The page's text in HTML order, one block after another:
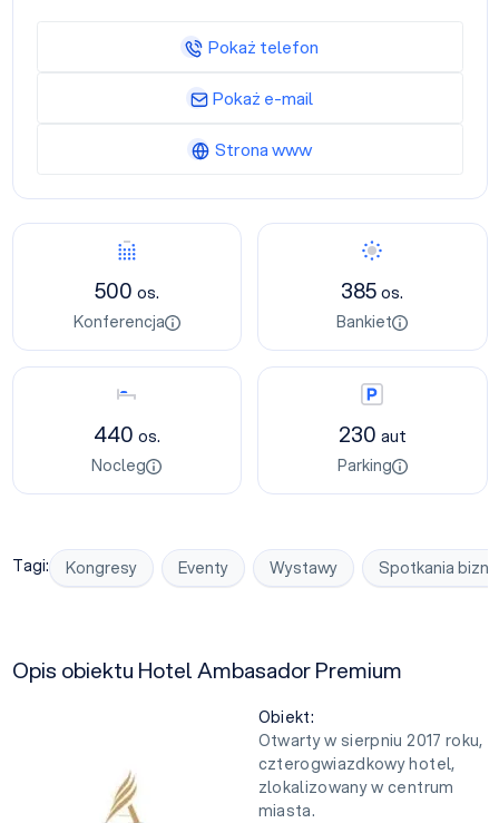
Konferencja
500 os.
Konferencja
Bankiet
385os.
Bankiet
Nocleg
440 os.
Nocleg
Parking
230 aut
Parking
Tagi: Kongresy Eventy Wystawy Spotkania
Opis obiektu Hotel Ambasador Premium
Obiekt:
Otwarty w sierpniu 2017 roku,
czterogwiazdkowy hotel,
zlokalizowany w centrum
miasta.
Pokaż telefon
Pokaż e-mail
Strona www